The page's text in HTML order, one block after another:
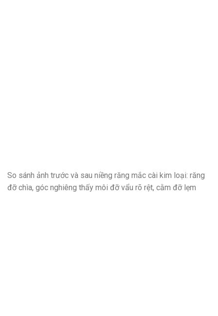
So sánh ảnh trước và sau niềng răng mắc cài kim loại: răng
đỡ chìa, góc nghiêng thấy môi đỡ vẩu rõ rệt, cằm đỡ lẹm